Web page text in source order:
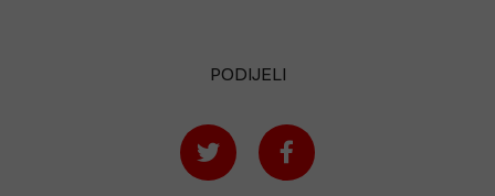
PODIJELI